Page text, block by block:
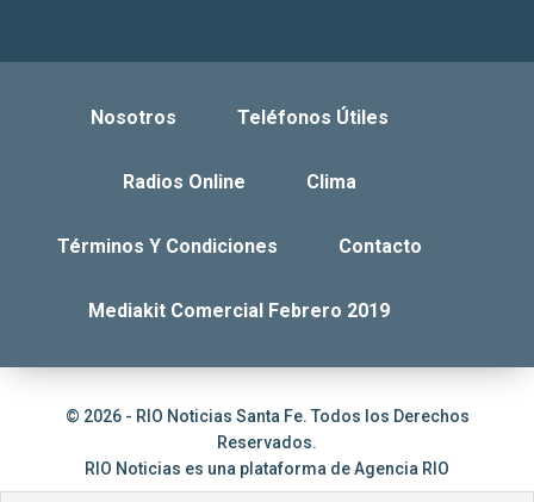
Nosotros Teléfonos Útiles
Radios Online Clima
Términos Y Condiciones Contacto
Mediakit Comercial Febrero 2019
© 2026 - RIO Noticias Santa Fe. Todos los Derechos
Reservados.
RIO Noticias es una plataforma deAgencia RIO